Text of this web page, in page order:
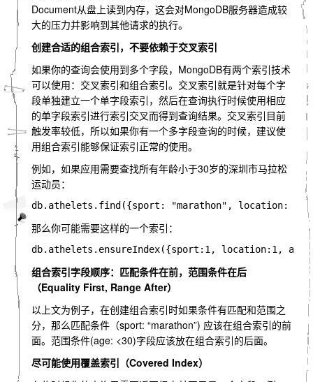
Document从盘上读到内存，这会对MongoDB服务器造成较
大的压力并影响到其他请求的执行。
创建合适的组合索引，不要依赖于交叉索引
如果你的查询会使用到多个字段，MongoDB有两个索引技术
可以使用：交叉索引和组合索引。交叉索引就是针对每个字
段单独建立一个单字段索引，然后在查询执行时候使用相应
的单字段索引进行索引交叉而得到查询结果。交叉索引目前
触发率较低，所以如果你有一个多字段查询的时候，建议使
用组合索引能够保证索引正常的使用。
例如，如果应用需要查找所有年龄小于30岁的深圳市马拉松
运动员：
那么你可能需要这样的一个索引：
组合索引字段顺序：匹配条件在前，范围条件在后
（Equality First, Range After）
以上文为例子，在创建组合索引时如果条件有匹配和范围之
分，那么匹配条件（sport: “marathon”) 应该在组合索引的前
面。范围条件(age: <30)字段应该放在组合索引的后面。
尽可能使用覆盖索引（Covered Index）